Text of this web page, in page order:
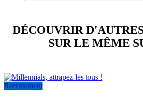
DÉCOUVRIR
SUR LE MÊME
Recrutement